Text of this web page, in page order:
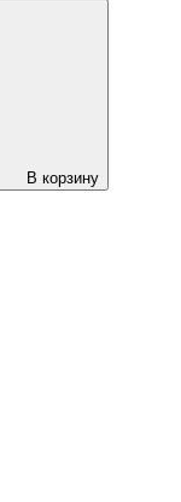
В корзину